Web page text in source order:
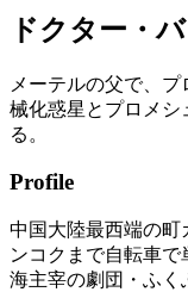
ドクター・
メーテルの父で、
械化惑星とプロメシ
る。
Profile
中国大陸最西端の町
ンコクまで自転車
海主宰の劇団・ふく